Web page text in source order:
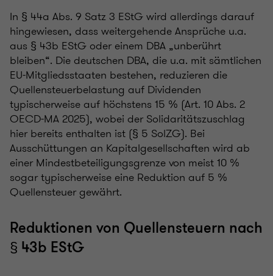
In § 44a Abs. 9 Satz 3 EStG wird allerdings darauf
hingewiesen, dass weitergehende Ansprüche u.a.
aus § 43b EStG oder einem DBA „unberührt
bleiben“. Die deutschen DBA, die u.a. mit sämtlichen
EU-Mitgliedsstaaten bestehen, reduzieren die
Quellensteuerbelastung auf Dividenden
typischerweise auf höchstens 15 % (Art. 10 Abs. 2
OECD-MA 2025), wobei der Solidaritätszuschlag
hier bereits enthalten ist (§ 5 SolZG). Bei
Ausschüttungen an Kapitalgesellschaften wird ab
einer Mindestbeteiligungsgrenze von meist 10 %
sogar typischerweise eine Reduktion auf 5 %
Quellensteuer gewährt.
Reduktionen von Quellensteuern nach
§ 43b EStG